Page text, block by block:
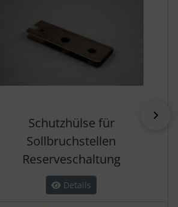
Schutzhülse für
Sollbruchstellen
Reserveschaltung
Details